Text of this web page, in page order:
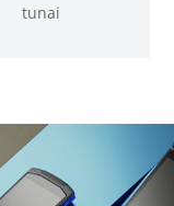
tunai